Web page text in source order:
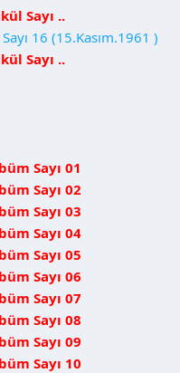
Sayı ..
16 (15.Kasım.1961 )
Sayı ..
Sayı 01
Sayı 02
Sayı 03
Sayı 04
Sayı 05
Sayı 06
Sayı 07
Sayı 08
Sayı 09
Sayı 10